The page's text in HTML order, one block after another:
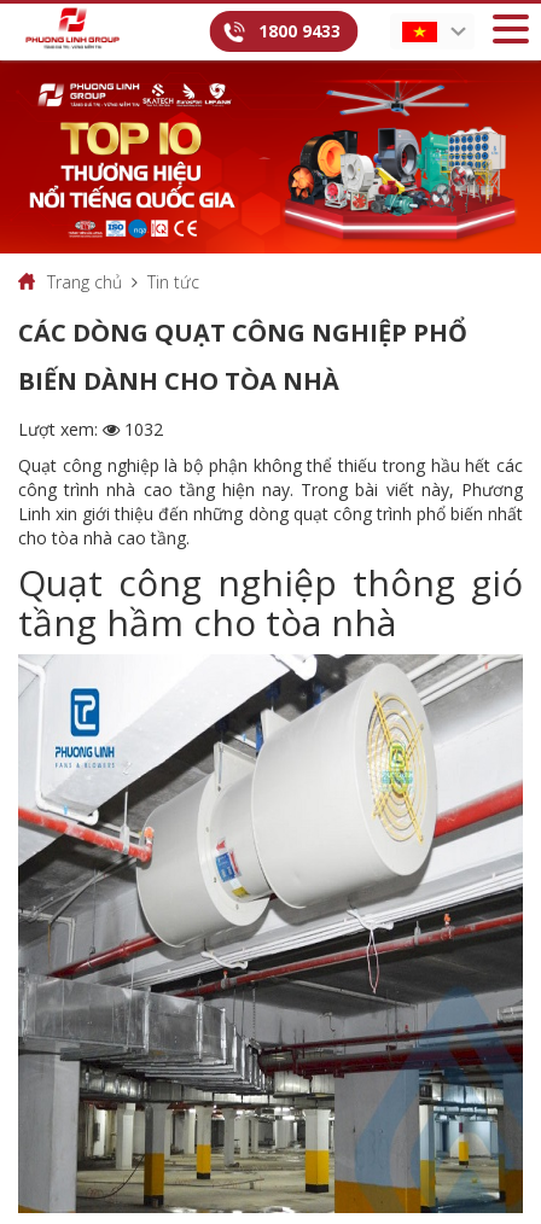
1800 9433
Trang chủ Tin tức
CÁC DÒNG QUẠT CÔNG NGHIỆP PHỔ
BIẾN DÀNH CHO TÒA NHÀ
Lượt xem:
1032
Quạt công nghiệp là bộ phận không thể thiếu trong hầu hết các
công trình nhà cao tầng hiện nay. Trong bài viết này, Phương
Linh xin giới thiệu đến những dòng quạt công trình phổ biến nhất
cho tòa nhà cao tầng.
Quạt công nghiệp thông gió
tầng hầm cho tòa nhà